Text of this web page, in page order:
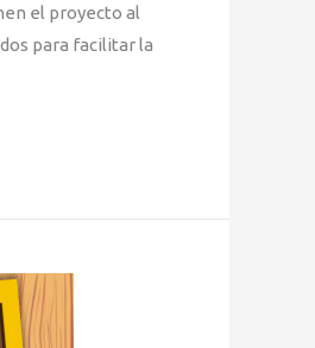
el proyecto al
para facilitar la